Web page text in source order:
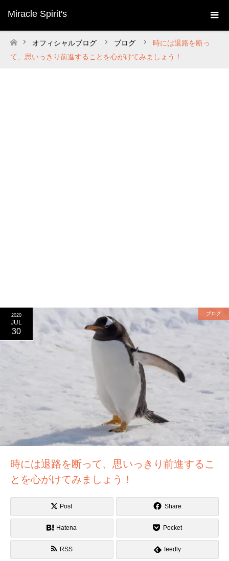
Miracle Spirit's
ホーム
オフィシャルブログ ブログ
時には退路を断っ
て、思いっきり前進することを心がけてみましょう！
2020
JUL
30
ブログ
時には退路を断って、思いっきり前進するこ
とを心がけてみましょう！
Post Share
Hatena Pocket
RSS feedly